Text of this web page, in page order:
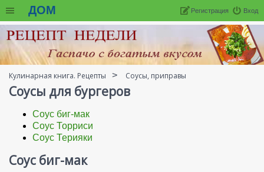
ДОМ Вход
Регистрация
Кулинарная книга. Рецепты Соусы, приправы
Соусы для бургеров
Соус биг-мак
Соус Торриси
Соус Терияки
Соус биг-мак